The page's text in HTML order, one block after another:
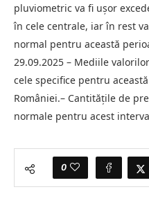
pluviometric va fi uşor
în cele centrale, iar în rest
normal pentru această
29.09.2025 – Mediile
cele specifice pentru
României.– Cantităţile de
normale pentru acest
0